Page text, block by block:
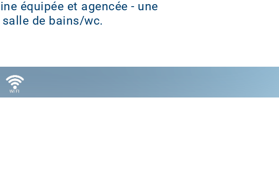
équipée et agencée - une
de bains/wc.